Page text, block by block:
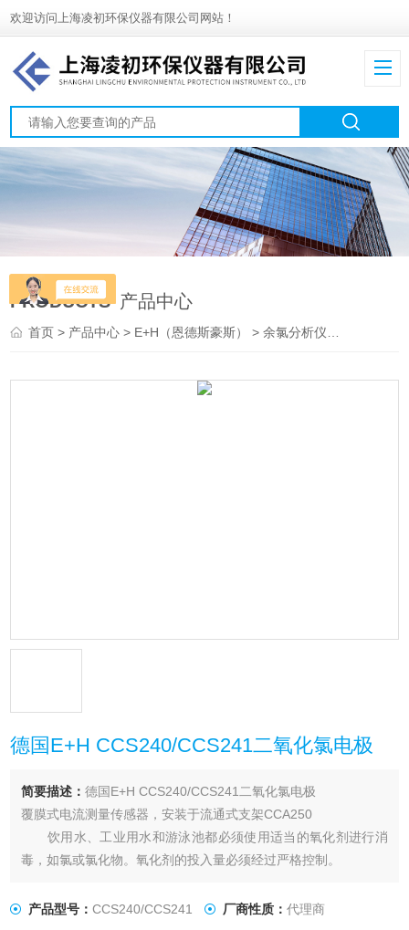
欢迎访问上海凌初环保仪器有限公司网站！
PRODUCTS 产品中心
首页> 产品中心 > E+H（恩德斯豪斯） >余氯分析仪> CCS240/
德国E+H CCS240/CCS241二氧化氯电极
简要描述：德国E+H CCS240/CCS241二氧化氯电极
覆膜式电流测量传感器，安装于流通式支架CCA250
饮用水、工业用水和游泳池都必须使用适当的氧化剂进行消
毒，如氯或氯化物。氧化剂的投入量必须经过严格控制。
造成伤害，应影响饮用水的口感。
产品型号：CCS240/CCS241 厂商性质： 代理商